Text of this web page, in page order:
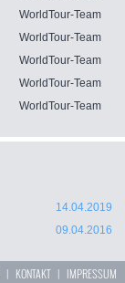
WorldTour-Team
WorldTour-Team
WorldTour-Team
WorldTour-Team
WorldTour-Team
14.04.2019
09.04.2016
| KONTAKT| IMPRESSUM